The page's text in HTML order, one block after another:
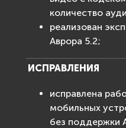
количество
реализован
Аврора 5.2;
ИСПРАВЛЕНИЯ
исправлена
мобильных
без поддержки